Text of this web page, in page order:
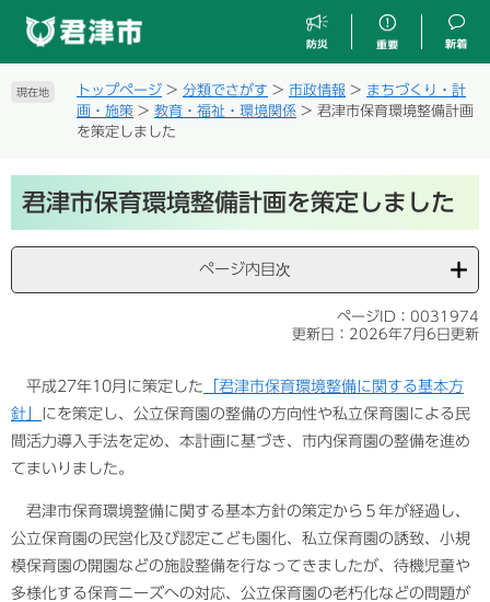
す
し
現在地 トップページ > 分類でさがす > 市政情報 > まちづくり・計
画・施策 > 教育・福祉・環境関係 > 君津市保育環境整備計画
を策定しました
文君津市保育環境整備計画を策定しました
ページ内目次
ページID：0031974
更新日：2026年7月6日更新
平成27年10月に策定した 「君津市保育環境整備に関する基本方
針」 にを策定し、公立保育園の整備の方向性や私立保育園による民
間活力導入手法を定め、本計画に基づき、市内保育園の整備を進め
てまいりました。
君津市保育環境整備に関する基本方針の策定から５年が経過し、
公立保育園の民営化及び認定こども園化、私立保育園の誘致、小規
模保育園の開園などの施設整備を行なってきましたが、待機児童や
多様化する保育ニーズへの対応、公立保育園の老朽化などの問題が